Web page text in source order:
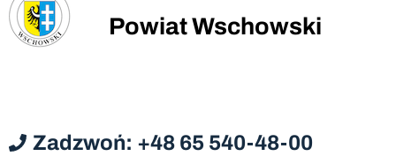
Powiat Wschowski
Zadzwoń: +48 65 540-48-00